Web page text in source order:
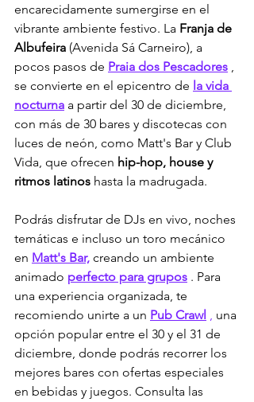
encarecidamente sumergirse en el
vibrante ambiente festivo. La Franja de
Albufeira (Avenida Sá Carneiro), a
pocos pasos de Praia dos Pescadores ,
se convierte en el epicentro de la vida
nocturna a partir del 30 de diciembre,
con más de 30 bares y discotecas con
luces de neón, como Matt's Bar y Club
Vida, que ofrecen hip-hop, house y
ritmos latinos hasta la madrugada.
Podrás disfrutar de DJs en vivo, noches
temáticas e incluso un toro mecánico
en Matt's Bar, creando un ambiente
animado perfecto para grupos . Para
una experiencia organizada, te
recomiendo unirte a un Pub Crawl , una
opción popular entre el 30 y el 31 de
diciembre, donde podrás recorrer los
mejores bares con ofertas especiales
en bebidas y juegos. Consulta las